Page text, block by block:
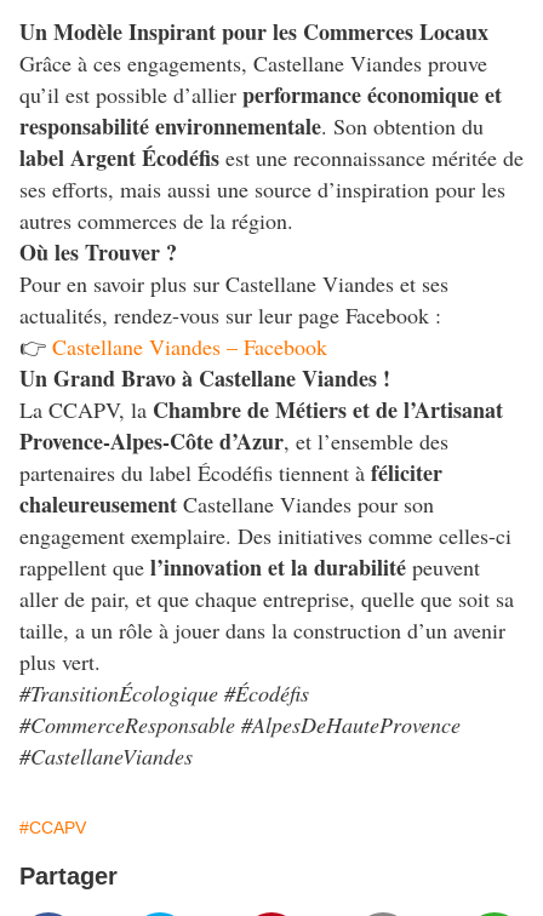
Un Modèle Inspirant pour les Commerces Locaux
Grâce à ces engagements, Castellane Viandes prouve
qu’il est possible d’allier performance économique et
responsabilité environnementale. Son obtention du
label Argent Écodéfis est une reconnaissance méritée de
ses efforts, mais aussi une source d’inspiration pour les
autres commerces de la région.
Où les Trouver ?
Pour en savoir plus sur Castellane Viandes et ses
actualités, rendez-vous sur leur page Facebook :
👉 Castellane Viandes – Facebook
Un Grand Bravo à Castellane Viandes !
La CCAPV, la Chambre de Métiers et de l’Artisanat
Provence-Alpes-Côte d’Azur, et l’ensemble des
partenaires du label Écodéfis tiennent à féliciter
chaleureusement Castellane Viandes pour son
engagement exemplaire. Des initiatives comme celles-ci
rappellent que l’innovation et la durabilité peuvent
aller de pair, et que chaque entreprise, quelle que soit sa
taille, a un rôle à jouer dans la construction d’un avenir
plus vert.
#TransitionÉcologique #Écodéfis
#CommerceResponsable #AlpesDeHauteProvence
#CastellaneViandes
#CCAPV
Partager